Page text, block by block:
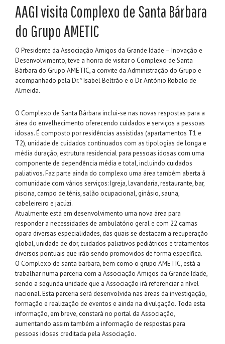
AAGI visita Complexo de Santa Bárbara
do Grupo AMETIC
O Presidente da Associação Amigos da Grande Idade – Inovação e
Desenvolvimento, teve a honra de visitar o Complexo de Santa
Bárbara do Grupo AMETIC, a convite da Administração do Grupo e
acompanhado pela Dr.ª Isabel Beltrão e o Dr. António Robalo de
Almeida.
O Complexo de Santa Bárbara inclui-se nas novas respostas para a
área do envelhecimento oferecendo cuidados e serviços a pessoas
idosas. É composto por residências assistidas (apartamentos T1 e
T2), unidade de cuidados continuados com as tipologias de longa e
média duração, estrutura residencial para pessoas idosas com uma
componente de dependência média e total, incluindo cuidados
paliativos. Faz parte ainda do complexo uma área também aberta á
comunidade com vários serviços: Igreja, lavandaria, restaurante, bar,
piscina, campo de ténis, salão ocupacional, ginásio, sauna,
cabeleireiro e jacúzi.
Atualmente está em desenvolvimento uma nova área para
responder a necessidades de ambulatório geral e com 22 camas
opara diversas especialidades, das quais se destacam a recuperação
global, unidade de dor, cuidados paliativos pediátricos e tratamentos
diversos pontuais que irão sendo promovidos de forma específica.
O Complexo de santa barbara, bem como o grupo AMETIC, está a
trabalhar numa parceria com a Associação Amigos da Grande Idade,
sendo a segunda unidade que a Associação irá referenciar a nível
nacional. Esta parceria será desenvolvida nas áreas da investigação,
formação e realização de eventos e ainda na divulgação. Toda esta
informação, em breve, constará no portal da Associação,
aumentando assim também a informação de respostas para
pessoas idosas creditada pela Associação.